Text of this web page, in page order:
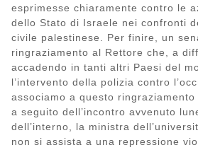
esprimesse chiaramente contro le
dello Stato di Israele nei confronti
civile palestinese. Per finire, un
ringraziamento al Rettore che, a
accadendo in tanti altri Paesi del
l’intervento della polizia contro
associamo a questo ringraziamento
a seguito dell’incontro avvenuto
dell’interno, la ministra
non si assista a una repressione